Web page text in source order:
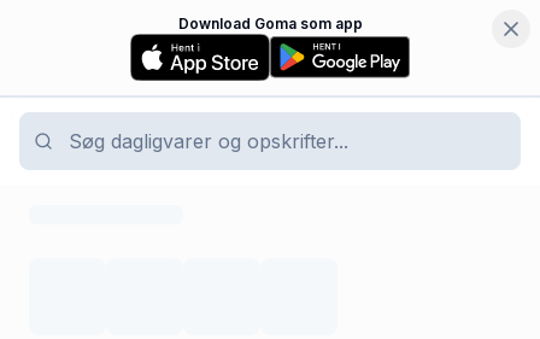
Download Goma som app